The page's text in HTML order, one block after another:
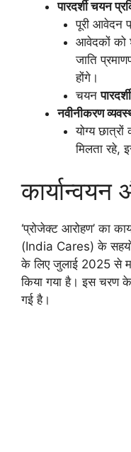
पारदर्शी चयन
पूरी आवेदन
आवेदकों को
जाति
होंगे।
चयन
नवीनीकरण
योग्य
मिलता रहे,
कार्यान्वयन
‘प्रोजेक्ट आरोहण’ का
(India Cares) के
के लिए जुलाई 2025 से
किया गया है। इस चरण
गई है।